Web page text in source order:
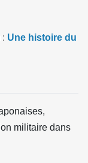
Une histoire du
militaire dans